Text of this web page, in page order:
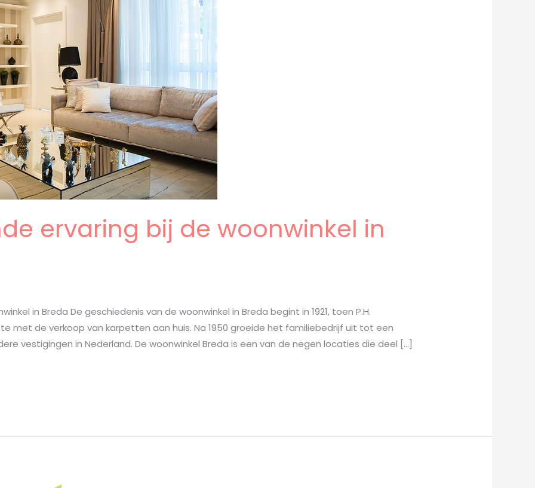
ervaring bij de woonwinkel in
in Breda De geschiedenis van de woonwinkel in Breda begint in 1921, toen P.H.
met de verkoop van karpetten aan huis. Na 1950 groeide het familiebedrijf uit tot een
vestigingen in Nederland. De woonwinkel Breda is een van de negen locaties die deel […]